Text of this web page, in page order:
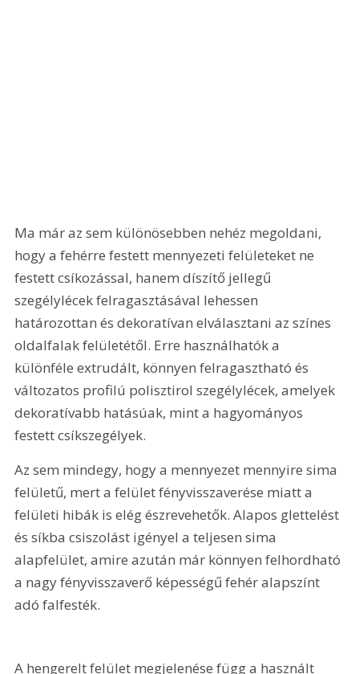
Ma már az sem különösebben nehéz megoldani,
hogy a fehérre festett mennyezeti felületeket ne
festett csíkozással, hanem díszítő jellegű
szegélylécek felragasztásával lehessen
határozottan és dekoratívan elválasztani az színes
oldalfalak felületétől. Erre használhatók a
különféle extrudált, könnyen felragasztható és
változatos profilú polisztirol szegélylécek, amelyek
dekoratívabb hatásúak, mint a hagyományos
festett csíkszegélyek.
Az sem mindegy, hogy a mennyezet mennyire sima
felületű, mert a felület fényvisszaverése miatt a
felületi hibák is elég észrevehetők. Alapos glettelést
és síkba csiszolást igényel a teljesen sima
alapfelület, amire azután már könnyen felhordható
a nagy fényvisszaverő képességű fehér alapszínt
adó falfesték.
A hengerelt felület megjelenése függ a használt